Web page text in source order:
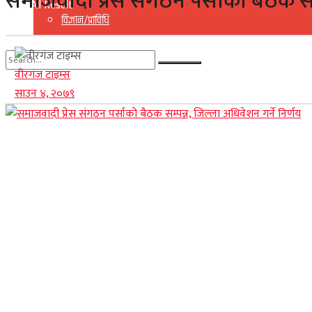
विज्ञान/प्राविधि
No Result
View All Result
View All Result
वीरगंज टाइम्स
साउन ४, २०७९